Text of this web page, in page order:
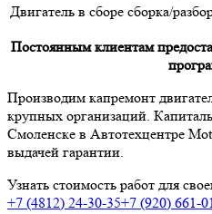
Двигатель в сборе сборка/
Постоянным клиентам
Производим капремонт
крупных организаций.
Смоленске в Автотехцентре
выдачей гарантии.
Узнать стоимость работ для
+7 (4812) 24-30-35+7 (920) 661-